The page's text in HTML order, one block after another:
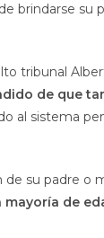
brindarse su
tribunal
de que
al sistema
su padre o
de